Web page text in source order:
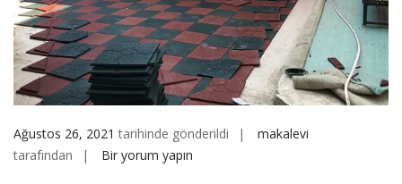
Ağustos 26, 2021 tarihinde gönderildi
makalevi
tarafından
En
Bir yorum yapın